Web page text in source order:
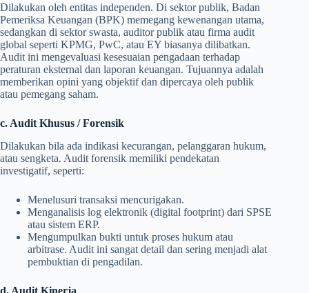
Dilakukan oleh entitas independen. Di sektor publik, Badan
Pemeriksa Keuangan (BPK) memegang kewenangan utama,
sedangkan di sektor swasta, auditor publik atau firma audit
global seperti KPMG, PwC, atau EY biasanya dilibatkan.
Audit ini mengevaluasi kesesuaian pengadaan terhadap
peraturan eksternal dan laporan keuangan. Tujuannya adalah
memberikan opini yang objektif dan dipercaya oleh publik
atau pemegang saham.
c. Audit Khusus / Forensik
Dilakukan bila ada indikasi kecurangan, pelanggaran hukum,
atau sengketa. Audit forensik memiliki pendekatan
investigatif, seperti:
Menelusuri transaksi mencurigakan.
Menganalisis log elektronik (digital footprint) dari SPSE
atau sistem ERP.
Mengumpulkan bukti untuk proses hukum atau
arbitrase. Audit ini sangat detail dan sering menjadi alat
pembuktian di pengadilan.
d. Audit Kinerja